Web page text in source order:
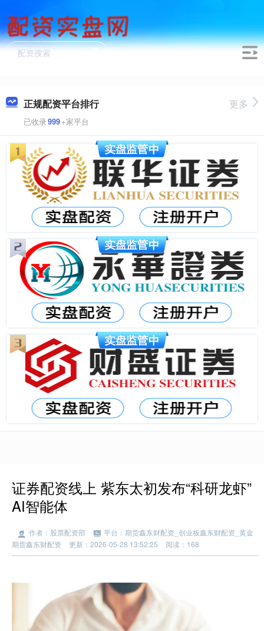
正规配资平台排行
已收录999+家平台
更多
证券配资线上 紫东太初发布“科研龙虾”
AI智能体
作者：股票配资部
平台：期货鑫东财配资_创业板鑫东财配资_黄金
期货鑫东财配资
更新：2026-05-28 13:52:25 阅读：168